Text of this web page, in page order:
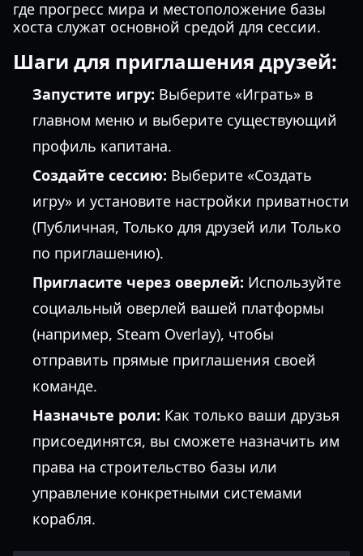
где прогресс мира и местоположение базы
хоста служат основной средой для сессии.
Шаги для приглашения друзей:
Запустите игру: Выберите «Играть» в
главном меню и выберите существующий
профиль капитана.
Создайте сессию: Выберите «Создать
игру» и установите настройки приватности
(Публичная, Только для друзей или Только
по приглашению).
Пригласите через оверлей: Используйте
социальный оверлей вашей платформы
(например, Steam Overlay), чтобы
отправить прямые приглашения своей
команде.
Назначьте роли: Как только ваши друзья
присоединятся, вы сможете назначить им
права на строительство базы или
управление конкретными системами
корабля.